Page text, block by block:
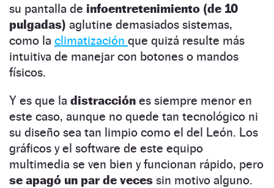
su pantalla de infoentretenimiento (de 10
pulgadas) aglutine demasiados sistemas,
como la climatización que quizá resulte más
intuitiva de manejar con botones o mandos
físicos.
Y es que la distracción es siempre menor en
este caso, aunque no quede tan tecnológico ni
su diseño sea tan limpio como el del León. Los
gráficos y el software de este equipo
multimedia se ven bien y funcionan rápido, pero
se apagó un par de veces sin motivo alguno.